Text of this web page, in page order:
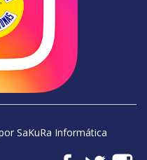
SaKuRa Informática